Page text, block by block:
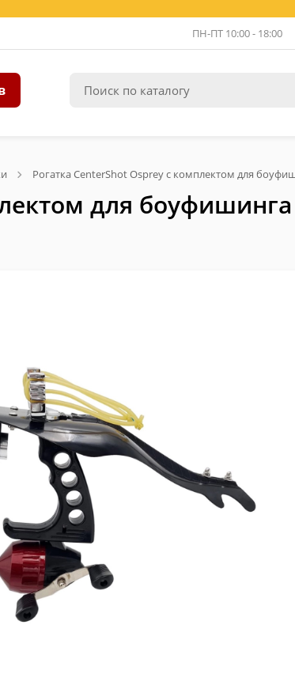
ПН-ПТ 10:00 - 18:00
Рогатка CenterShot Osprey с комплектом для
для боуфишинга